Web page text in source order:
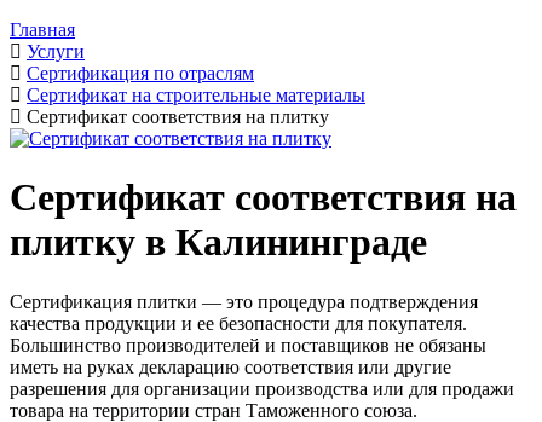
Главная
Услуги
Сертификация по отраслям
Сертификат на строительные материалы
Сертификат соответствия на плитку
Сертификат соответствия на
плитку в Калининграде
Сертификация плитки — это процедура подтверждения
качества продукции и ее безопасности для покупателя.
Большинство производителей и поставщиков не обязаны
иметь на руках декларацию соответствия или другие
разрешения для организации производства или для продажи
товара на территории стран Таможенного союза.